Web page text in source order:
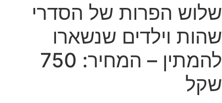
שלוש הפרות של הסדרי
שהות וילדים שנשארו
להמתין – המחיר: 750
שקל